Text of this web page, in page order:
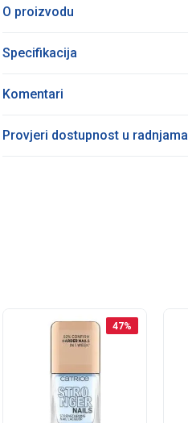
O proizvodu
Specifikacija
Komentari
Provjeri dostupnost u radnjama
47%